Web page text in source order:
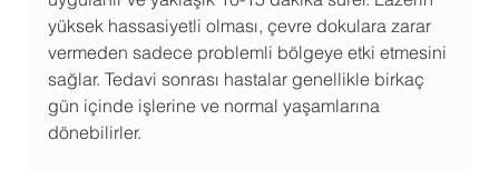
yüksek hassasiyetli olması, çevre dokulara zarar
vermeden sadece problemli bölgeye etki etmesini
sağlar. Tedavi sonrası hastalar genellikle birkaç
gün içinde işlerine ve normal yaşamlarına
dönebilirler.